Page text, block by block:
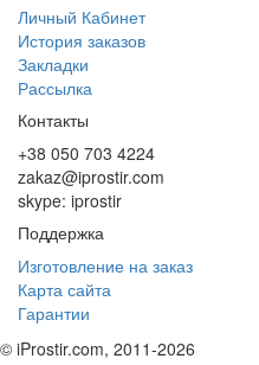
Личный Кабинет
История заказов
Закладки
Рассылка
Контакты
+38 050 703 4224
zakaz@iprostir.com
skype: iprostir
Поддержка
Изготовление на заказ
Карта сайта
Гарантии
© iProstir.com, 2011-2026